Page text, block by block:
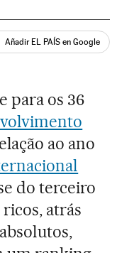
Añadir EL PAÍS en Google
para os 36
ao ano
do terceiro
atrás